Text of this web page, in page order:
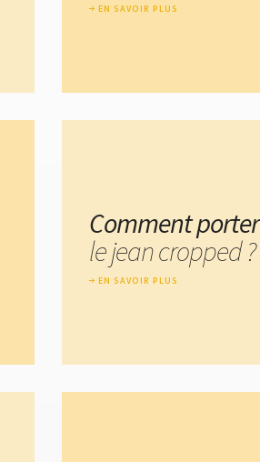
EN SAVOIR PLUS
Comment porter
le jean cropped ?
EN SAVOIR PLUS